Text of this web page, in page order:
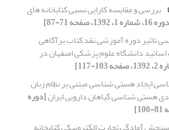
بررسی و مقایسه کارایی نسبی کتابخانه های
1، 1392، صفحه 71-87]
تاثیر دوره آموزشی نقد کتاب برآگاهی
دانشگاه علوم پزشکی اصفهان در
ایجاد هستی شناسی مبتنی بر نظام زبان
هستی شناسی گیاهان دارویی ایران[دوره